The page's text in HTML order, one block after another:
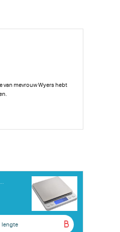
van mevrouw Wyers hebt
B
lengte